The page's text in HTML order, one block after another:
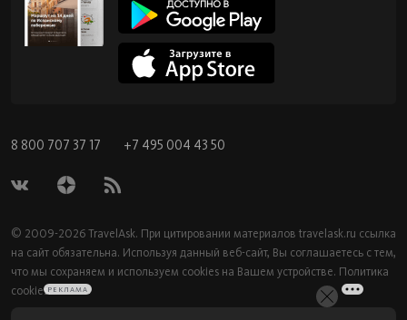
8 800 707 37 17 +7 495 004 43 50
© 2009-2026 TravelAsk. При цитировании материалов travelask.ru ссылка
на сайт обязательна. Используя данный веб-сайт, Вы соглашаетесь с тем,
что мы сохраняем и используем cookies на Вашем устройстве. Политика
cookies.РЕКЛАМА